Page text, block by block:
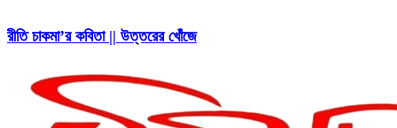
রীতি চাকমা’র কবিতা || উত্তরের খোঁজে